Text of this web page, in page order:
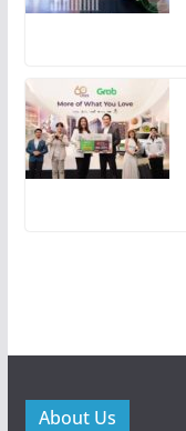
About Us